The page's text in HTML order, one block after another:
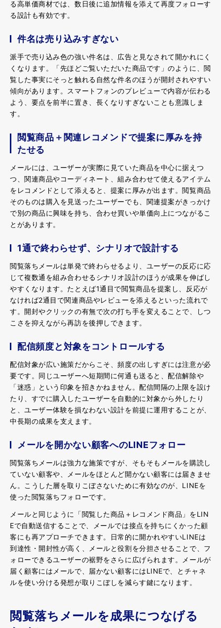
る高単価商材では、数日後に追加情報を添えて再度フォローす
る設計も有効です。
件名は売り込みすぎない
派手で売り込み色の強い件名は、広告と見なされて開かれにく
くなります。「先ほどご覧いただいた商品です」のように、閲
覧した事実にそっと触れる自然な件名のほうが開封されやすい
傾向があります。スマートフォンのプレビューで内容が伝わる
よう、要点を前半に置き、長くなりすぎないことも意識しま
す。
閲覧商品＋関連レコメンドで提案に厚みを持
たせる
メールには、ユーザーが実際に見ていた商品を中心に据えつ
つ、関連商品やコーディネート、組み合わせて使えるアイテム
をレコメンドとして添えると、提案に厚みが出ます。閲覧商品
そのものは購入を見送ったユーザーでも、関連提案がきっかけ
で別の商品に興味を持ち、合わせ買いや単価向上につながるこ
とがあります。
1通で終わらせず、シナリオで設計する
閲覧落ちメールは単発で終わらせるより、ユーザーの反応に応
じて複数通を組み合わせるシナリオ設計のほうが成果を伸ばし
やすくなります。たとえば1通目で閲覧商品を提案し、反応が
なければ2通目で関連商品やレビューを添えるといった流れで
す。開封やクリックの有無で次の打ち手を変えることで、しつ
こさを抑えながら再訪を後押しできます。
配信頻度と対象をコントロールする
配信対象が広い施策だからこそ、頻度の出しすぎには注意が必
要です。同じユーザーへ短期間に何通も送ると、配信解除や
「迷惑」という印象を招きかねません。配信間隔の上限を設け
たり、すでに購入したユーザーを自動的に対象から外したり
と、ユーザー体験を損なわない設計を前提に運用することが、
中長期の成果を支えます。
メールを開かない顧客へのLINEフォロー
閲覧落ちメールは強力な施策ですが、そもそもメールを購読し
ていない顧客や、メールをほとんど開かない顧客には届きませ
ん。こうした層を取りこぼさないために有効なのが、LINEを
使った閲覧落ちフォローです。
メールと同じように「閲覧した商品＋レコメンド商品」をLIN
Eで自動送信することで、メールでは接点を持ちにくかった顧
客にも再アプローチできます。日常的に開かれやすいLINEは
到達性・開封性が高く、メールと役割を分担させることで、フ
ォローできるユーザーの裾野をさらに広げられます。メールが
届く顧客にはメールで、届かない顧客にはLINEで、とチャネ
ルを使い分ける発想が取りこぼしを減らす鍵になります。
閲覧落ちメールを成果につなげる